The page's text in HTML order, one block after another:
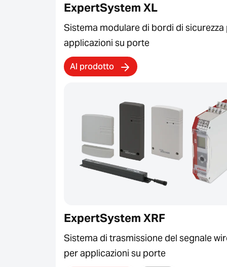
ExpertSystem XL
Sistema modulare di bordi di sicurezza
applicazioni su porte
Al prodotto
ExpertSystem XRF
Sistema di trasmissione del segnale
per applicazioni su porte